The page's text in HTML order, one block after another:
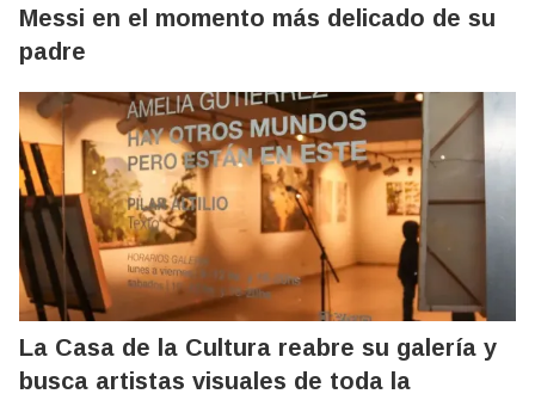
Messi en el momento más delicado de su
padre
La Casa de la Cultura reabre su galería y
busca artistas visuales de toda la